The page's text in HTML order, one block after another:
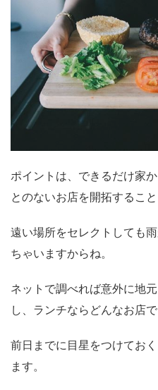
ポイントは、できるだけ家
とのないお店を開拓すること
遠い場所をセレクトしても
ちゃいますからね。
ネットで調べれば意外に地
し、ランチならどんなお店
前日までに目星をつけてお
ます。